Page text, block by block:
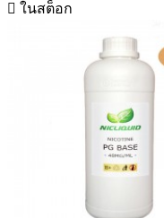
 ในสต็อก